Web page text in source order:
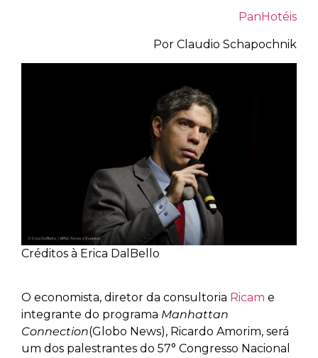
PanHotéis
Por Claudio Schapochnik
Créditos à Erica DalBello
O economista, diretor da consultoria Ricam e
integrante do programa Manhattan
Connection(Globo News), Ricardo Amorim, será
um dos palestrantes do 57° Congresso Nacional